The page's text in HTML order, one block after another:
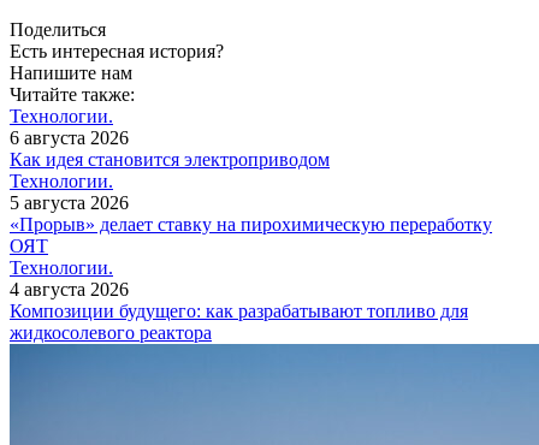
Поделиться
Есть интересная история?
Напишите нам
Читайте также:
Технологии.
6 августа 2026
Как идея становится электроприводом
Технологии.
5 августа 2026
«Прорыв» делает ставку на пирохимическую переработку
ОЯТ
Технологии.
4 августа 2026
Композиции будущего: как разрабатывают топливо для
жидкосолевого реактора